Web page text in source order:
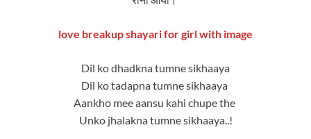
love breakup shayari for girl with image
Dil ko dhadkna tumne sikhaaya
Dil ko tadapna tumne sikhaaya
Aankho mee aansu kahi chupe the
Unko jhalakna tumne sikhaaya..!